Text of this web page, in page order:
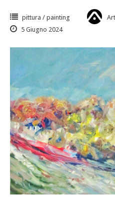
pittura / painting
5 Giugno 2024